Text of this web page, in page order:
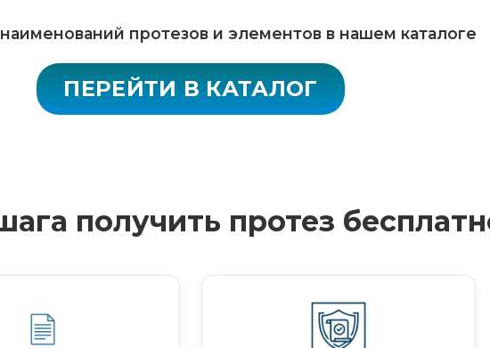
протезов и элементов в нашем каталоге
ПЕРЕЙТИ В КАТАЛОГ
получить протез